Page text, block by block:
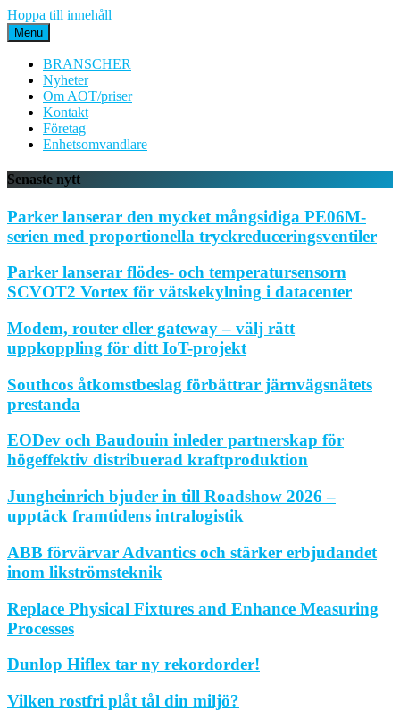
Hoppa till innehåll
Menu
BRANSCHER
Nyheter
Om AOT/priser
Kontakt
Företag
Enhetsomvandlare
Senaste nytt
Parker lanserar den mycket mångsidiga PE06M-
serien med proportionella tryckreduceringsventiler
Parker lanserar flödes- och temperatursensorn
SCVOT2 Vortex för vätskekylning i datacenter
Modem, router eller gateway – välj rätt
uppkoppling för ditt IoT-projekt
Southcos åtkomstbeslag förbättrar järnvägsnätets
prestanda
EODev och Baudouin inleder partnerskap för
högeffektiv distribuerad kraftproduktion
Jungheinrich bjuder in till Roadshow 2026 –
upptäck framtidens intralogistik
ABB förvärvar Advantics och stärker erbjudandet
inom likströmsteknik
Replace Physical Fixtures and Enhance Measuring
Processes
Dunlop Hiflex tar ny rekordorder!
Vilken rostfri plåt tål din miljö?